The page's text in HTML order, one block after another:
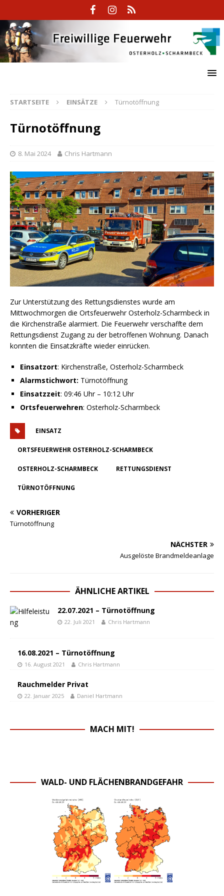
STARTSEITE EINSÄTZE Türnotöffnung
Türnotöffnung
8. Mai 2024 Chris Hartmann
Zur Unterstützung des Rettungsdienstes wurde am
Mittwochmorgen die Ortsfeuerwehr Osterholz-Scharmbeck in
die Kirchenstraße alarmiert. Die Feuerwehr verschaffte dem
Rettungsdienst Zugang zu der betroffenen Wohnung. Danach
konnten die Einsatzkräfte wieder einrücken.
Einsatzort: Kirchenstraße, Osterholz-Scharmbeck
Alarmstichwort: Türnotöffnung
Einsatzzeit: 09:46 Uhr – 10:12 Uhr
Ortsfeuerwehren: Osterholz-Scharmbeck
EINSATZ
ORTSFEUERWEHR OSTERHOLZ-SCHARMBECK
OSTERHOLZ-SCHARMBECK RETTUNGSDIENST
TÜRNOTÖFFNUNG
VORHERIGER
Türnotöffnung
NÄCHSTER
Ausgelöste Brandmeldeanlage
ÄHNLICHE ARTIKEL
22.07.2021 – Türnotöffnung
22. Juli 2021 Chris Hartmann
16.08.2021 – Türnotöffnung
16. August 2021 Chris Hartmann
Rauchmelder Privat
22. Januar 2025 Daniel Hartmann
MACH MIT!
WALD- UND FLÄCHENBRANDGEFAHR